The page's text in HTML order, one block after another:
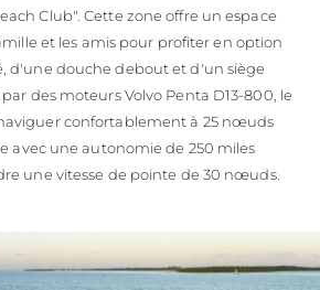
Club". Cette zone offre un espace
et les amis pour profiter en option
d'une douche debout et d'un siège
des moteurs Volvo Penta D13-800, le
confortablement à 25 nœuds
avec une autonomie de 250 miles
une vitesse de pointe de 30 nœuds.